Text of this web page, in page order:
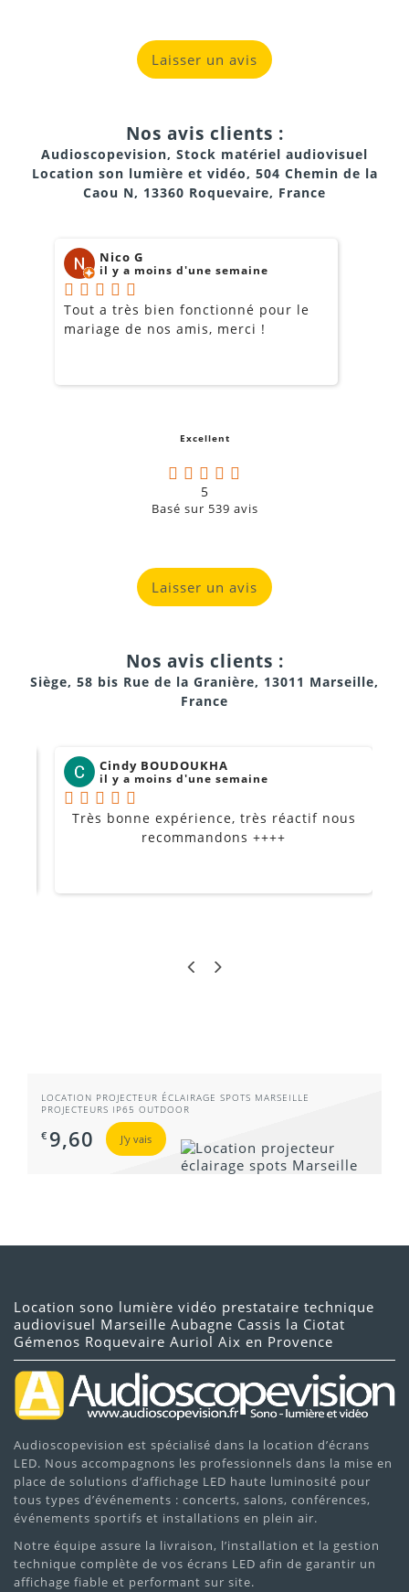
Laisser un avis
Nos avis clients :
Audioscopevision, Stock matériel audiovisuel
Location son lumière et vidéo, 504 Chemin de la
Caou N, 13360 Roquevaire, France
Nico G
il y a moins d'une semaine
Tout a très bien fonctionné pour le
mariage de nos amis, merci !
Excellent
5
Basé sur 539 avis
Laisser un avis
Nos avis clients :
Siège, 58 bis Rue de la Granière, 13011 Marseille,
France
Cindy BOUDOUKHA
il y a moins d'une semaine
Très bonne expérience, très réactif nous
recommandons ++++
LOCATION PROJECTEUR ÉCLAIRAGE SPOTS MARSEILLE
PROJECTEURS IP65 OUTDOOR
€ 9,60 J'y vais
Location sono lumière vidéo prestataire technique
audiovisuel Marseille Aubagne Cassis la Ciotat
Gémenos Roquevaire Auriol Aix en Provence
Audioscopevision est spécialisé dans la location d’écrans
LED. Nous accompagnons les professionnels dans la mise en
place de solutions d’affichage LED haute luminosité pour
tous types d’événements : concerts, salons, conférences,
événements sportifs et installations en plein air.
Notre équipe assure la livraison, l’installation et la gestion
technique complète de vos écrans LED afin de garantir un
affichage fiable et performant sur site.